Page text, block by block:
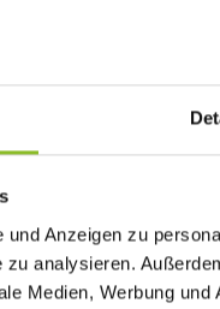
Anzeigen zu
analysieren.
Medien, Werbung
in Russland (Voronezh)
sichern.
@tobias_lanzanasto